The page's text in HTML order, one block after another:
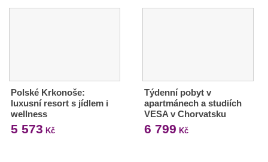
Polské Krkonoše:
luxusní resort s jídlem i
wellness
5 573 Kč
Týdenní pobyt v
apartmánech a studiích
VESA v Chorvatsku
6 799 Kč